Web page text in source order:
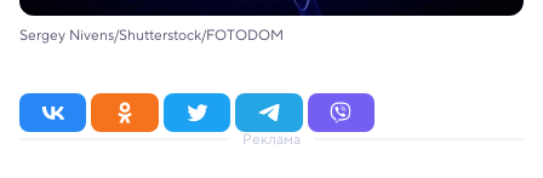
Sergey Nivens/Shutterstock/FOTODOM
Реклама